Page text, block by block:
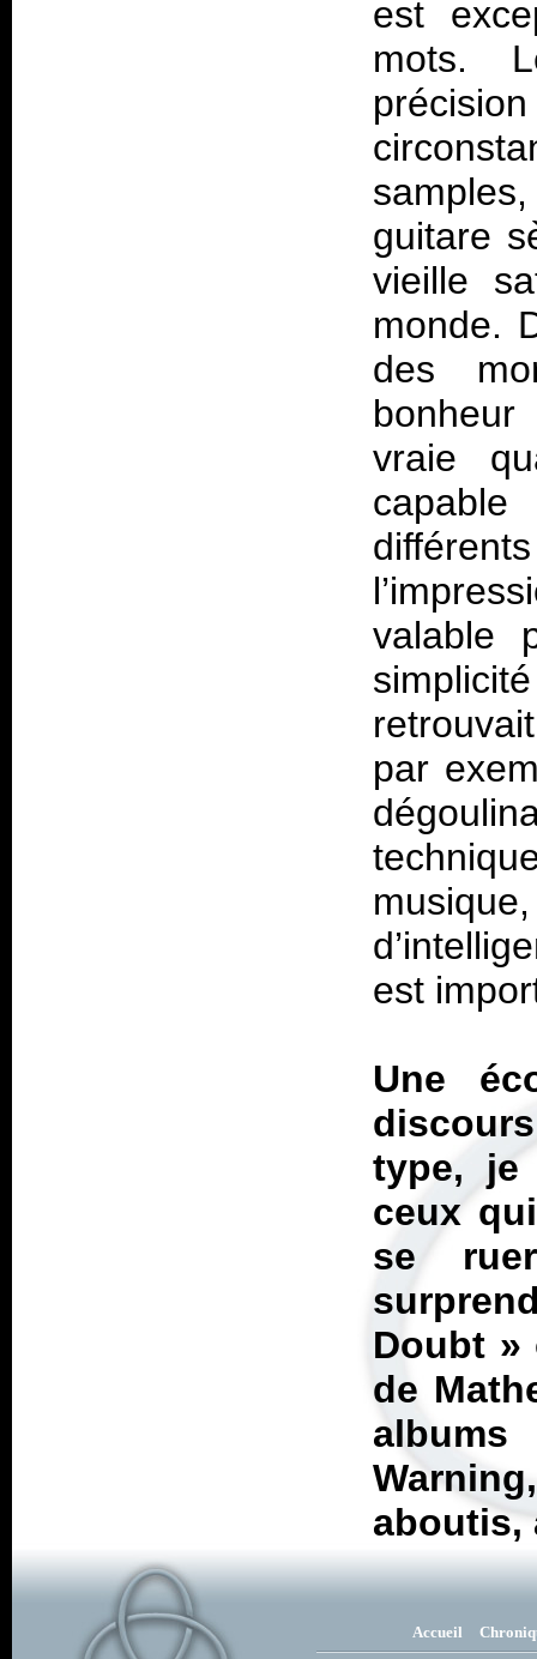
est
mots.
guitare
vieille
monde.
des
vraie
capable
valable
par
est
Une
type, je
ceux
se
Doubt »
de
albums
aboutis,
Accueil